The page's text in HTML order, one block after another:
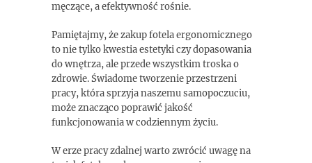
męczące, a efektywność rośnie.
Pamiętajmy, że zakup fotela ergonomicznego
to nie tylko kwestia estetyki czy dopasowania
do wnętrza, ale przede wszystkim troska o
zdrowie. Świadome tworzenie przestrzeni
pracy, która sprzyja naszemu samopoczuciu,
może znacząco poprawić jakość
funkcjonowania w codziennym życiu.
W erze pracy zdalnej warto zwrócić uwagę na